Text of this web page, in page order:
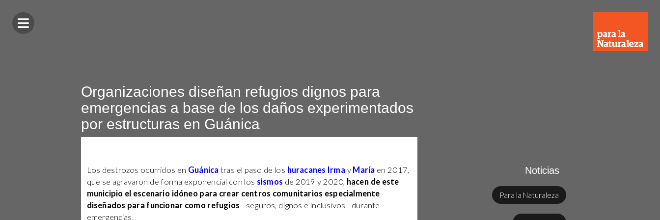
Organizaciones diseñan refugios dignos para
emergencias a base de los daños experimentados
por estructuras en Guánica
Los destrozos ocurridos en Guánica tras el paso de los huracanes Irmay María en 2017,
que se agravaron de forma exponencial con los sismos de 2019 y 2020, hacen de este
municipio el escenario idóneo para crear centros comunitarios especialmente
diseñados para funcionar como refugios –seguros, dignos e inclusivos– durante
emergencias.
Noticias
Para la Naturaleza